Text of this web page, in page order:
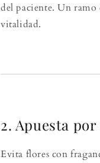
del paciente. Un
vitalidad.
2. Apuesta
Evita flores con